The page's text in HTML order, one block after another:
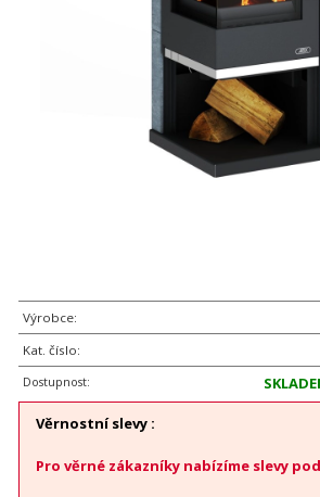
Výrobce:
Kat. číslo:
Dostupnost:
Věrnostní slevy :
Pro věrné zákazníky nabízíme slevy